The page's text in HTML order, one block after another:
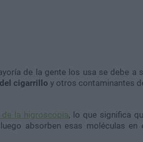
de la gente los usa se debe a
cigarrillo y otros contaminantes
la higroscopia, lo que significa
absorben esas moléculas en